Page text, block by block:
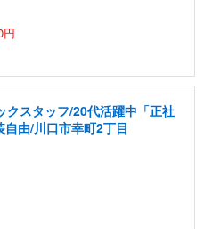
円
クスタッフ/20代活躍中「正社
由/川口市幸町2丁目